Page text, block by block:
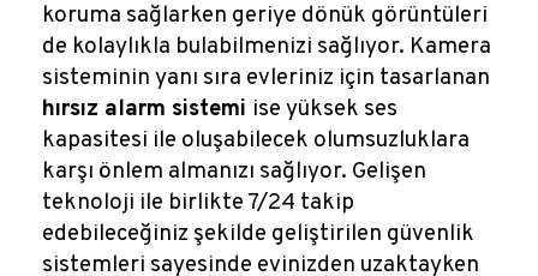
koruma sağlarken geriye dönük görüntüleri
de kolaylıkla bulabilmenizi sağlıyor. Kamera
sisteminin yanı sıra evleriniz için tasarlanan
hırsız alarm sistemi ise yüksek ses
kapasitesi ile oluşabilecek olumsuzluklara
karşı önlem almanızı sağlıyor. Gelişen
teknoloji ile birlikte 7/24 takip
edebileceğiniz şekilde geliştirilen güvenlik
sistemleri sayesinde evinizden uzaktayken